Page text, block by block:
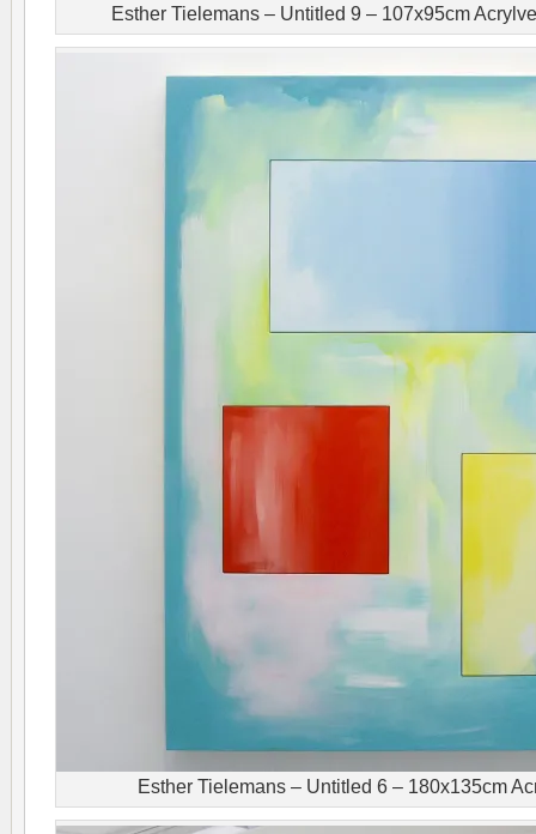
Esther Tielemans – Untitled 9 – 107x95cm
Esther Tielemans – Untitled 6 – 180x135cm